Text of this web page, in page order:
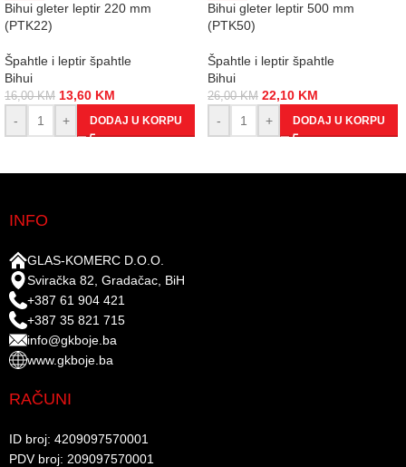
Bihui gleter leptir 220 mm
(PTK22)
Špahtle i leptir špahtle
Bihui
16,00KM 13,60 KM
-
+ DODAJ U KORPU
Bihui gleter leptir 500 mm
(PTK50)
Špahtle i leptir špahtle
Bihui
26,00KM 22,10 KM
-
+ DODAJ U KORPU
INFO
GLAS-KOMERC D.O.O.
Sviračka 82, Gradačac, BiH
+387 61 904 421
+387 35 821 715
info@gkboje.ba
www.gkboje.ba
RAČUNI
ID broj: 4209097570001​
PDV broj: 209097570001 ​